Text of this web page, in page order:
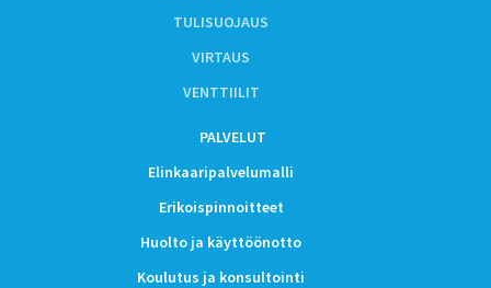
TULISUOJAUS
VIRTAUS
VENTTIILIT
PALVELUT
Elinkaaripalvelumalli
Erikoispinnoitteet
Huolto ja käyttöönotto
Koulutus ja konsultointi